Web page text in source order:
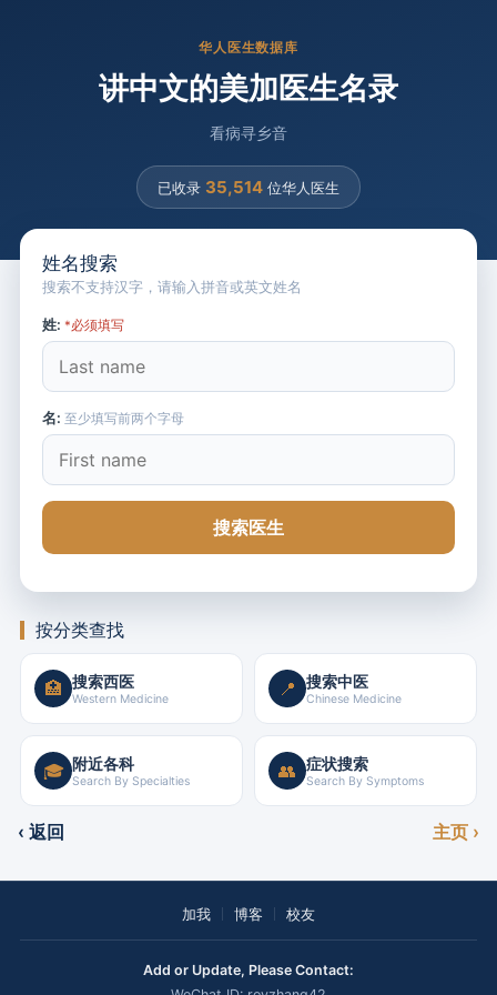
华人医生数据库
讲中文的美加医生名录
看病寻乡音
已收录 35,514 位华人医生
姓名搜索
搜索不支持汉字，请输入拼音或英文姓名
姓: *必须填写
名: 至少填写前两个字母
搜索医生
按分类查找
🏥 搜索西医
Western Medicine 📍 搜索中医
Chinese Medicine
🎓 附近各科
Search By Specialties 👥 症状搜索
Search By Symptoms
‹ 返回 主页 ›
加我 博客 校友
Add or Update, Please Contact: